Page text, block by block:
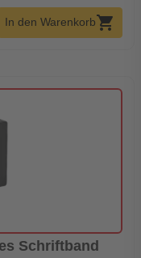
Menge
In den Warenkorbshopping_cart
Schriftband